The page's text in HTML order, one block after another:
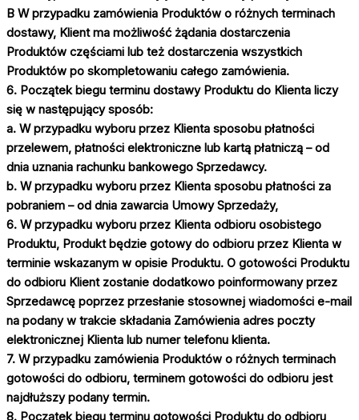
B W przypadku zamówienia Produktów o różnych terminach
dostawy, Klient ma możliwość żądania dostarczenia
Produktów częściami lub też dostarczenia wszystkich
Produktów po skompletowaniu całego zamówienia.
6. Początek biegu terminu dostawy Produktu do Klienta liczy
się w następujący sposób:
a. W przypadku wyboru przez Klienta sposobu płatności
przelewem, płatności elektroniczne lub kartą płatniczą – od
dnia uznania rachunku bankowego Sprzedawcy.
b. W przypadku wyboru przez Klienta sposobu płatności za
pobraniem – od dnia zawarcia Umowy Sprzedaży,
6. W przypadku wyboru przez Klienta odbioru osobistego
Produktu, Produkt będzie gotowy do odbioru przez Klienta w
terminie wskazanym w opisie Produktu. O gotowości Produktu
do odbioru Klient zostanie dodatkowo poinformowany przez
Sprzedawcę poprzez przesłanie stosownej wiadomości e-mail
na podany w trakcie składania Zamówienia adres poczty
elektronicznej Klienta lub numer telefonu klienta.
7. W przypadku zamówienia Produktów o różnych terminach
gotowości do odbioru, terminem gotowości do odbioru jest
najdłuższy podany termin.
8. Początek biegu terminu gotowości Produktu do odbioru